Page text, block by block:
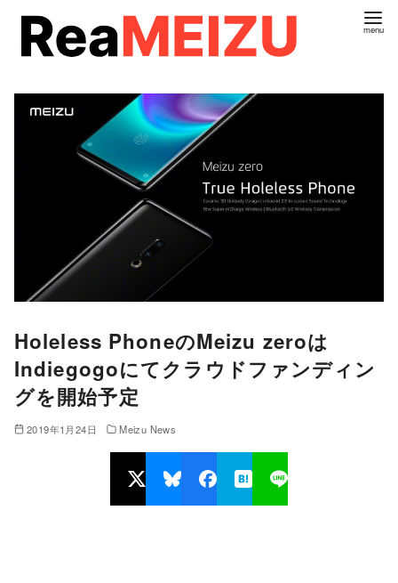
Holeless PhoneのMeizu zeroは
Indiegogoにてクラウドファンディン
グを開始予定
2019年1月24日 Meizu News